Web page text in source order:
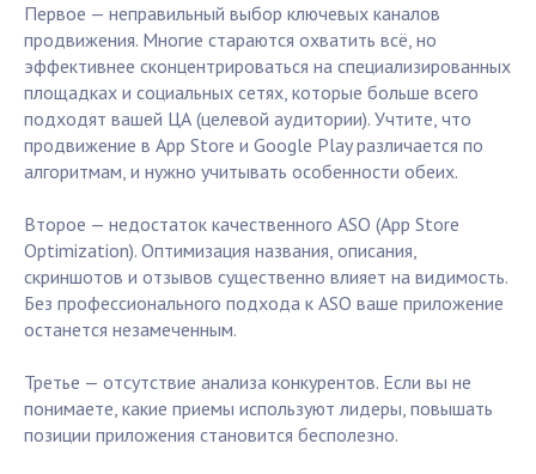
Первое — неправильный выбор ключевых каналов
продвижения. Многие стараются охватить всё, но
эффективнее сконцентрироваться на специализированных
площадках и социальных сетях, которые больше всего
подходят вашей ЦА (целевой аудитории). Учтите, что
продвижение в App Store и Google Play различается по
алгоритмам, и нужно учитывать особенности обеих.
Второе — недостаток качественного ASO (App Store
Optimization). Оптимизация названия, описания,
скриншотов и отзывов существенно влияет на видимость.
Без профессионального подхода к ASO ваше приложение
останется незамеченным.
Третье — отсутствие анализа конкурентов. Если вы не
понимаете, какие приемы используют лидеры, повышать
позиции приложения становится бесполезно.